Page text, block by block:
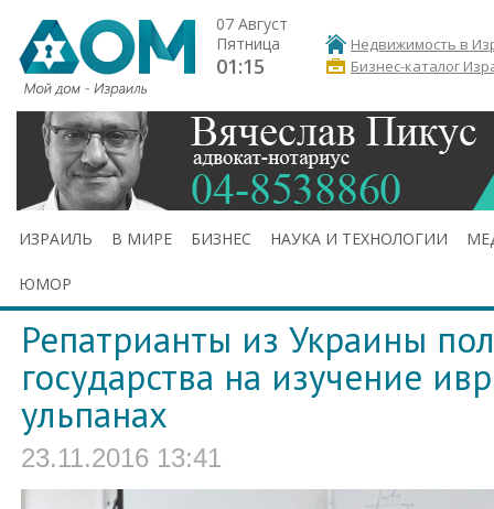
07 Август
Пятница
01:15
Недвижимость в
Бизнес-каталог
ИЗРАИЛЬ В МИРЕ БИЗНЕС НАУКА И ТЕХНОЛОГИИ
ЮМОР
Репатрианты из Украины
государства на изучение
ульпанах
23.11.2016 13:41